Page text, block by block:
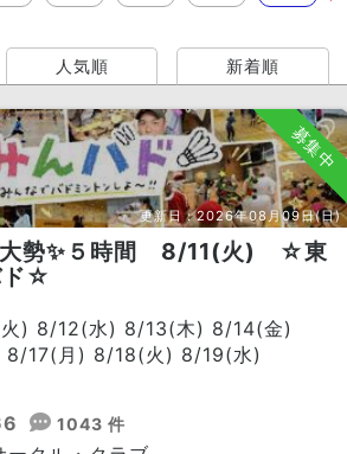
人気順 新着順
募集中
更新日：2026年08月09日(日)
大勢✨５時間 8/11(火) ☆東
ド☆
火) 8/12(水) 8/13(木) 8/14(金)
17(月) 8/18(火) 8/19(水)
1043 件